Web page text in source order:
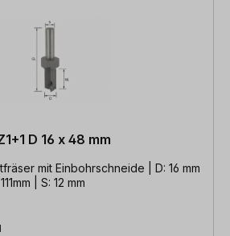
D 16 x 48 mm
mit Einbohrschneide | D: 16 mm
| S: 12 mm